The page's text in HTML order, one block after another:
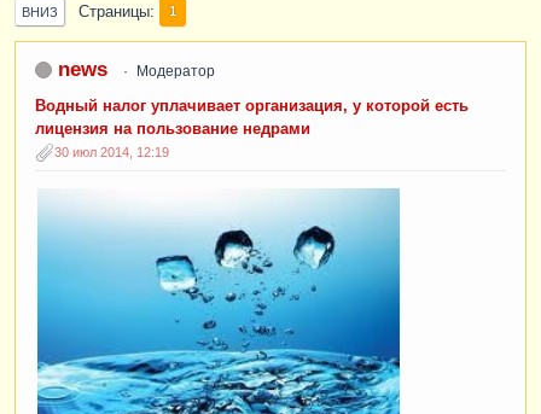
ВНИЗ Страницы 1
news Модератор
Водный налог уплачивает организация, у которой есть
лицензия на пользование недрами
30 июл 2014, 12:19